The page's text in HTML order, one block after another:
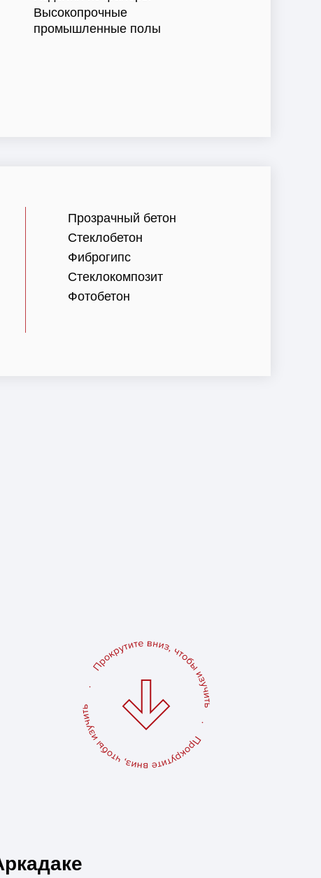
Высокопрочные
промышленные полы
Прозрачный бетон
Стеклобетон
Фиброгипс
Стеклокомпозит
Фотобетон